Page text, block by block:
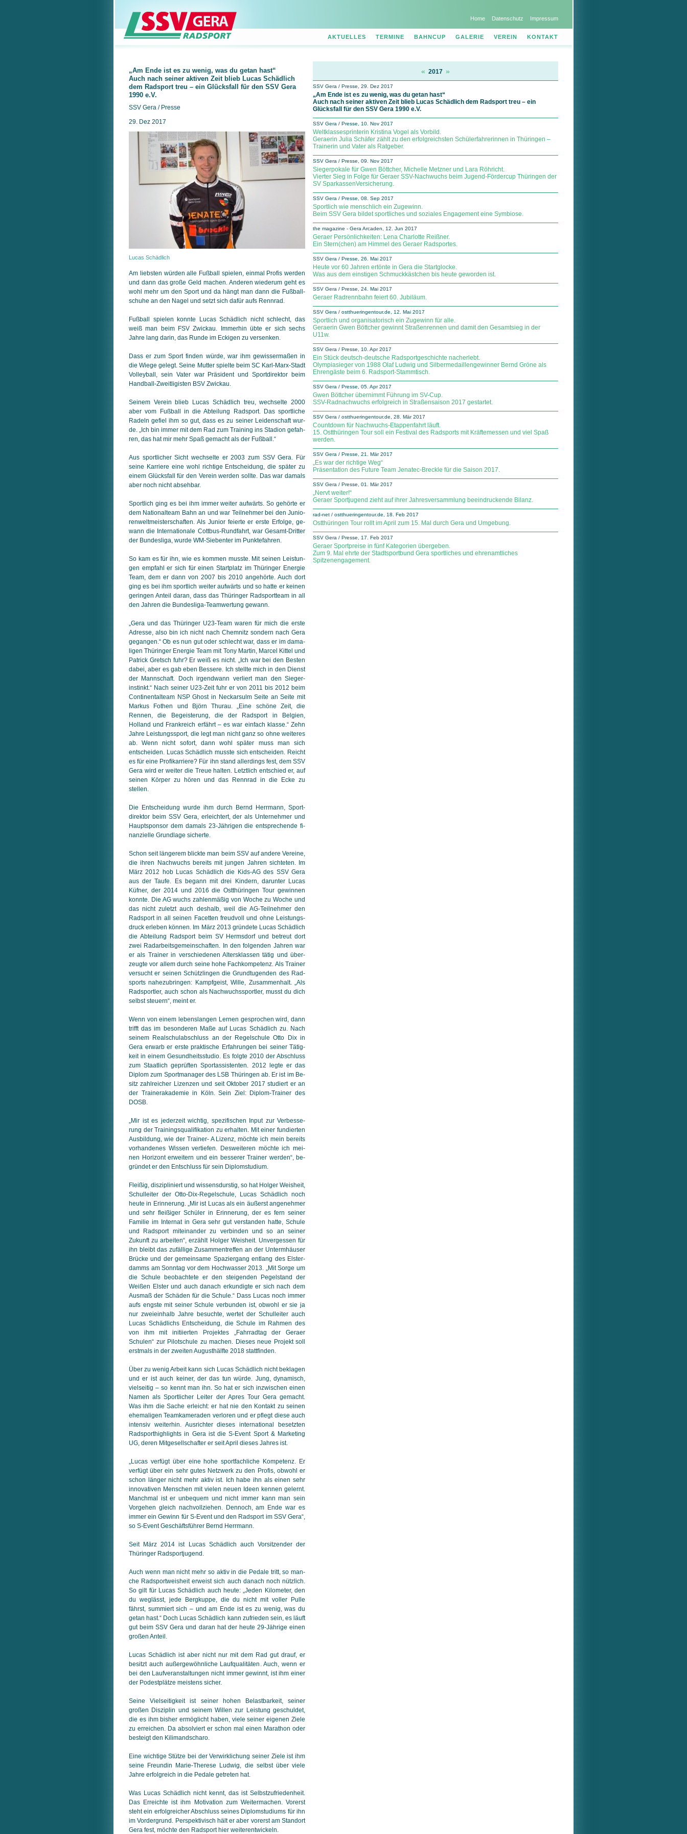
Home Datenschutz Impressum
AKTUELLES TERMINE BAHNCUP GALERIE VEREIN KONTAKT
„Am Ende ist es zu wenig, was du getan hast“
Auch nach seiner aktiven Zeit blieb Lucas Schädlich
dem Radsport treu – ein Glücksfall für den SSV Gera
1990 e.V.
SSV Gera / Presse
29. Dez 2017
Lucas Schädlich
Am liebsten würden alle Fußball spielen, einmal Profis werden
und dann das große Geld machen. Anderen wiederum geht es
wohl mehr um den Sport und da hängt man dann die Fuß­ball­
schuhe an den Nagel und setzt sich dafür aufs Renn­rad.
Fußball spielen konnte Lucas Schädlich nicht schlecht, das
weiß man beim FSV Zwickau. Immerhin übte er sich sechs
Jahre lang darin, das Runde im Eckigen zu versenken.
Dass er zum Sport finden würde, war ihm gewissermaßen in
die Wiege gelegt. Seine Mutter spielte beim SC Karl-Marx-Stadt
Volley­ball, sein Vater war Präsident und Sportdirektor beim
Hand­ball-Zweitligisten BSV Zwickau.
Seinem Verein blieb Lucas Schädlich treu, wechselte 2000
aber vom Fußball in die Abteilung Radsport. Das sportliche
Radeln ge­fiel ihm so gut, dass es zu seiner Leidenschaft wur­
de. „Ich bin immer mit dem Rad zum Training ins Stadion ge­fah­
ren, das hat mir mehr Spaß gemacht als der Fußball.“
Aus sportlicher Sicht wechselte er 2003 zum SSV Gera. Für
seine Karriere eine wohl richtige Entscheidung, die später zu
einem Glücksfall für den Verein werden sollte. Das war damals
aber noch nicht absehbar.
Sportlich ging es bei ihm immer weiter aufwärts. So gehörte er
dem Nationalteam Bahn an und war Teilnehmer bei den Ju­nio­
ren­weltmeisterschaften. Als Junior feierte er erste Er­fol­ge, ge­
wann die Internationale Cottbus-Rundfahrt, war Gesamt-Dritter
der Bundesliga, wurde WM-Siebenter im Punkte­fahren.
So kam es für ihn, wie es kommen musste. Mit seinen Leis­tun­
gen empfahl er sich für einen Startplatz im Thüringer Energie
Team, dem er dann von 2007 bis 2010 angehörte. Auch dort
ging es bei ihm sportlich weiter aufwärts und so hatte er keinen
geringen Anteil daran, dass das Thüringer Rad­sport­team in all
den Jahren die Bundesliga-Teamwertung gewann.
„Gera und das Thüringer U23-Team waren für mich die erste
Adresse, also bin ich nicht nach Chemnitz sondern nach Gera
gegangen.“ Ob es nun gut oder schlecht war, dass er im da­ma­
ligen ­Thüringer Energie Team mit Tony Martin, Marcel Kittel und
Patrick Gretsch fuhr? Er weiß es nicht. „Ich war bei den Besten
dabei, aber es gab eben Bessere. Ich stellte mich in den Dienst
der Mannschaft. Doch irgendwann verliert man den Sie­ger­
instinkt.“ Nach seiner U23-Zeit fuhr er von 2011 bis 2012 beim
Continentalteam NSP Ghost in Neckarsulm Seite an Seite mit
Markus Fothen und Björn Thurau. „Eine schöne Zeit, die
Rennen, die Begeisterung, die der Radsport in Belgien,
Holland und Frankreich erfährt – es war einfach klasse.“ Zehn
Jahre Leis­tungs­sport, die legt man nicht ganz so ohne weiteres
ab. Wenn nicht sofort, dann wohl später muss man sich
entscheiden. Lucas Schädlich musste sich entscheiden. Reicht
es für eine Profikarriere? Für ihn stand allerdings fest, dem SSV
Gera wird er weiter die Treue halten. Letztlich ent­schied er, auf
seinen Körper zu hören und das Rennrad in die Ecke zu
stellen.
Die Entscheidung wurde ihm durch Bernd Herrmann, Sport­
direktor beim SSV Gera, erleichtert, der als Unternehmer und
Haupt­sponsor dem damals 23-Jährigen die ent­spre­chen­de fi­
nan­ziel­le Grundlage sicherte.
Schon seit längerem blickte man beim SSV auf andere Ver­ei­ne,
die ihren Nachwuchs bereits mit jungen Jahren sich­te­ten. Im
März 2012 hob Lucas Schädlich die Kids-AG des SSV Gera
aus der Taufe. Es begann mit drei Kindern, darunter Lucas
Küfner, der 2014 und 2016 die Ostthüringen Tour gewinnen
konnte. Die AG wuchs zahlenmäßig von Woche zu Woche und
das nicht zuletzt auch deshalb, weil die AG-Teilnehmer den
Rad­sport in all seinen Facetten freudvoll und ohne Leis­tungs­
druck erleben können. Im März 2013 gründete Lucas Schädlich
die Abteilung Radsport beim SV Hermsdorf und betreut dort
zwei Radarbeitsgemeinschaften. In den folgenden Jahren war
er als Trainer in verschiedenen Altersklassen tätig und über­
zeugte vor allem durch seine hohe Fachkompetenz. Als Trainer
versucht er seinen Schützlingen die Grundtugenden des Rad­
sports nahezubringen: Kampfgeist, Wille, Zu­sam­men­halt. „Als
Radsportler, auch schon als Nach­wuchs­sport­ler, musst du dich
selbst steuern“, meint er.
Wenn von einem lebenslangen Lernen gesprochen wird, dann
trifft das im besonderen Maße auf Lucas Schädlich zu. Nach
sei­nem Realschulabschluss an der Regelschule Otto Dix in
Gera erwarb er erste praktische Erfahrungen bei seiner Tä­tig­
keit in einem Gesundheitsstudio. Es folgte 2010 der Abschluss
zum Staatlich geprüften Sportassistenten. 2012 legte er das
Diplom zum Sportmanager des LSB Thüringen ab. Er ist im Be­
sitz zahlreicher Lizenzen und seit Oktober 2017 studiert er an
der Trainerakademie in Köln. Sein Ziel: Diplom-Trainer des
DOSB.
„Mir ist es jederzeit wichtig, spezifischen Input zur Ver­bes­se­
rung der Trainingsqualifikation zu erhalten. Mit einer fun­dier­ten
Ausbildung, wie der Trainer- A Lizenz, möchte ich mein bereits
vor­han­de­nes Wissen vertiefen. Desweiteren möchte ich mei­
nen Horizont erweitern und ein besserer Trainer werden“, be­
grün­det er den Entschluss für sein Diplom­studium.
Fleißig, diszipliniert und wissensdurstig, so hat Holger Weis­heit,
Schulleiter der Otto-Dix-Regelschule, Lucas Schädlich noch
heute in Erinnerung. „Mir ist Lucas als ein äußerst an­ge­neh­mer
und sehr fleißiger Schüler in Erinnerung, der es fern seiner
Familie im Internat in Gera sehr gut verstanden hatte, Schule
und Radsport miteinander zu verbinden und so an seiner
Zukunft zu arbeiten“, erzählt Holger Weisheit. Un­ver­ges­sen für
ihn bleibt das zufällige Zusammentreffen an der Unterm­häu­ser
Brücke und der gemeinsame Spaziergang ent­lang des Elster­
damms am Sonntag vor dem Hochwasser 2013. „Mit Sorge um
die Schule beobachtete er den steigenden Pegel­stand der
Weißen Elster und auch danach erkundigte er sich nach dem
Ausmaß der Schäden für die Schule.“ Dass Lucas noch immer
aufs engste mit seiner Schule verbunden ist, obwohl er sie ja
nur zweieinhalb Jahre besuchte, wertet der Schul­leiter auch
Lucas Schädlichs Entscheidung, die Schule im Rahmen des
von ihm mit initiierten Projektes „Fahrradtag der Geraer
Schulen“ zur Pilotschule zu machen. Dieses neue Projekt soll
erstmals in der zweiten Augusthälfte 2018 statt­fin­den.
Über zu wenig Arbeit kann sich Lucas Schädlich nicht beklagen
und er ist auch keiner, der das tun würde. Jung, dynamisch,
viel­seitig – so kennt man ihn. So hat er sich inzwischen einen
Namen als Sportlicher Leiter der Apres Tour Gera gemacht.
Was ihm die Sache erleicht: er hat nie den Kontakt zu seinen
ehe­ma­li­gen Teamkameraden verloren und er pflegt diese auch
intensiv weiterhin. Ausrichter dieses international besetzten
Rad­sport­high­lights in Gera ist die S-Event Sport & Marketing
UG, deren Mitgesellschafter er seit April dieses Jahres ist.
„Lucas verfügt über eine hohe sportfachliche Kompetenz. Er
ver­fügt über ein sehr gutes Netzwerk zu den Profis, obwohl er
schon länger nicht mehr aktiv ist. Ich habe ihn als einen sehr
inno­va­ti­ven Menschen mit vielen neuen Ideen kennen gelernt.
Manch­mal ist er unbequem und nicht immer kann man sein
Vor­ge­hen gleich nachvollziehen. Dennoch, am Ende war es
immer ein Gewinn für S-Event und den Radsport im SSV Gera“,
so S-Event Geschäftsführer Bernd Herrmann.
Seit März 2014 ist Lucas Schädlich auch Vorsitzender der
Thüringer Radsportjugend.
Auch wenn man nicht mehr so aktiv in die Pedale tritt, so man­
che Radsportweisheit erweist sich auch danach noch nütz­lich.
So gilt für Lucas Schädlich auch heute: „Jeden Kilo­me­ter, den
du weglässt, jede Bergkuppe, die du nicht mit voller Pulle
fährst, summiert sich – und am Ende ist es zu wenig, was du
getan hast.“ Doch Lucas Schädlich kann zufrieden sein, es läuft
gut beim SSV Gera und daran hat der heute 29-Jährige einen
großen Anteil.
Lucas Schädlich ist aber nicht nur mit dem Rad gut drauf, er
besitzt auch außergewöhnliche Laufqualitäten. Auch, wenn er
bei den Laufveranstaltungen nicht immer gewinnt, ist ihm einer
der Podestplätze meistens sicher.
Seine Vielseitigkeit ist seiner hohen Belastbarkeit, seiner
großen Disziplin und seinem Willen zur Leistung geschuldet,
die es ihm bisher ermöglicht haben, viele seiner eigenen Ziele
zu er­rei­chen. Da absolviert er schon mal einen Marathon oder
be­steigt den Kilimandscharo.
Eine wichtige Stütze bei der Verwirklichung seiner Ziele ist ihm
sei­ne Freundin Marie-Therese Ludwig, die selbst über viele
Jah­re erfolgreich in die Pedale getreten hat.
Was Lucas Schädlich nicht kennt, das ist Selbstzufriedenheit.
Das Erreichte ist ihm Motivation zum Weitermachen. Vorerst
steht ein erfolgreicher Abschluss seines Diplomstudiums für ihn
im Vordergrund. Perspektivisch hält er aber vorerst am Standort
Gera fest, möchte den Radsport hier weiterentwickeln.
« 2017 »
SSV Gera / Presse, 29. Dez 2017
„Am Ende ist es zu wenig, was du getan hast“
Auch nach seiner aktiven Zeit blieb Lucas Schädlich dem Radsport treu – ein
Glücksfall für den SSV Gera 1990 e.V.
SSV Gera / Presse, 10. Nov 2017
Weltklassesprinterin Kristina Vogel als Vorbild.
Geraerin Julia Schäfer zählt zu den erfolgreichsten Schülerfahrerinnen in Thüringen –
Trainerin und Vater als Ratgeber.
SSV Gera / Presse, 09. Nov 2017
Siegerpokale für Gwen Böttcher, Michelle Metzner und Lara Röhricht.
Vierter Sieg in Folge für Geraer SSV-Nachwuchs beim Jugend-Fördercup Thüringen der
SV Spar­kas­sen­Ver­si­che­rung.
SSV Gera / Presse, 08. Sep 2017
Sportlich wie menschlich ein Zugewinn.
Beim SSV Gera bildet sportliches und soziales Engagement eine Symbiose.
the magazine - Gera Arcaden, 12. Jun 2017
Geraer Persönlichkeiten: Lena Charlotte Reißner.
Ein Stern(chen) am Himmel des Geraer Radsportes.
SSV Gera / Presse, 26. Mai 2017
Heute vor 60 Jahren ertönte in Gera die Startglocke.
Was aus dem einstigen Schmuckkästchen bis heute geworden ist.
SSV Gera / Presse, 24. Mai 2017
Geraer Radrennbahn feiert 60. Jubiläum.
SSV Gera / ostthueringentour.de, 12. Mai 2017
Sportlich und organisatorisch ein Zugewinn für alle.
Geraerin Gwen Böttcher gewinnt Straßenrennen und damit den Gesamtsieg in der
U11w.
SSV Gera / Presse, 10. Apr 2017
Ein Stück deutsch-deutsche Radsportgeschichte nacherlebt.
Olympiasieger von 1988 Olaf Ludwig und Silbermedaillengewinner Bernd Gröne als
Ehrengäste beim 6. Radsport-Stammtisch.
SSV Gera / Presse, 05. Apr 2017
Gwen Böttcher übernimmt Führung im SV-Cup.
SSV-Radnachwuchs erfolgreich in Straßensaison 2017 gestartet.
SSV Gera / ostthueringentour.de, 28. Mär 2017
Countdown für Nachwuchs-Etappenfahrt läuft.
15. Ostthüringen Tour soll ein Festival des Radsports mit Kräftemessen und viel Spaß
werden.
SSV Gera / Presse, 21. Mär 2017
„Es war der richtige Weg“
Präsentation des Future Team Jenatec-Breckle für die Saison 2017.
SSV Gera / Presse, 01. Mär 2017
„Nervt weiter!“
Geraer Sportjugend zieht auf ihrer Jahresversammlung beeindruckende Bilanz.
rad-net / ostthueringentour.de, 18. Feb 2017
Ostthüringen Tour rollt im April zum 15. Mal durch Gera und Umgebung.
SSV Gera / Presse, 17. Feb 2017
Geraer Sportpreise in fünf Kategorien übergeben.
Zum 9. Mal ehrte der Stadtsportbund Gera sportliches und ehrenamtliches
Spitzenengagement.